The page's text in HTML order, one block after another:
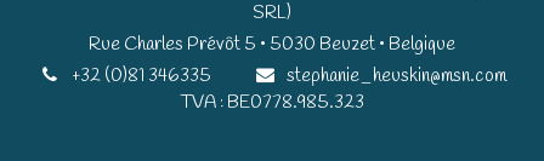
SRL)
Rue Charles Prévôt 5 • 5030 Beuzet • Belgique​​
+32 (0)81 346335
stephanie_heuskin@msn.com
TVA : BE0778.985.323